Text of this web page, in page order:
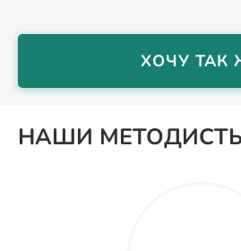
ХОЧУ ТАК
НАШИ